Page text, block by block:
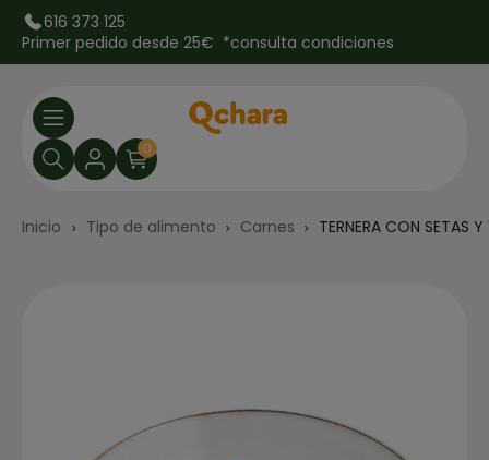
616 373 125
Primer pedido desde 25€ *consulta condiciones
0
Inicio Tipo de alimento Carnes TERNERA CON SETAS